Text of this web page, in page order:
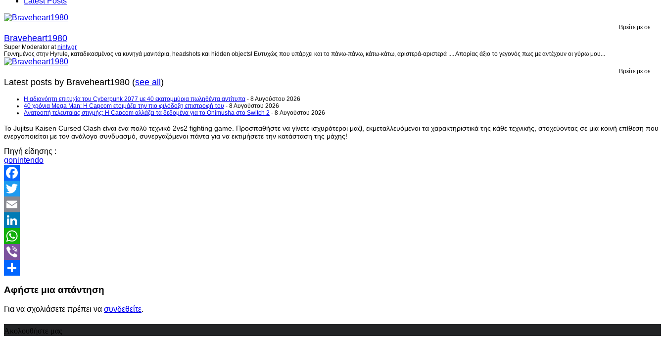
Βρείτε με σε
Braveheart1980
Super Moderator atninty.gr
Γεννημένος στην Hyrule, καταδικασμένος να κυνηγά μανιτάρια, headshots και hidden objects! Ευτυχώς που υπάρχει και το πάνω-πάνω, κάτω-κάτω, αριστερά-αριστερά .... Απορίας άξιο το γεγονός πως με αντέχουν οι γύρω μου...
Βρείτε με σε
Latest posts by Braveheart1980 (see all)
H αδιανόητη επιτυχία του Cyberpunk 2077 με 40 εκατομμύρια πωληθέντα αντίτυπα - 8 Αυγούστου 2026
40 χρόνια Mega Man: Η Capcom ετοιμάζει την πιο φιλόδοξη επιστροφή του - 8 Αυγούστου 2026
Ανατροπή τελευταίας στιγμής: Η Capcom αλλάζει τα δεδομένα για το Onimusha στο Switch 2 - 8 Αυγούστου 2026
Το Jujitsu Kaisen Cursed Clash είναι ένα πολύ τεχνικό 2vs2 fighting game. Προσπαθήστε να γίνετε ισχυρότεροι μαζί, εκμεταλλευόμενοι τα χαρακτηριστικά της κάθε τεχνικής, στοχεύοντας σε μια κοινή επίθεση που
ενεργοποιείται με τον ανάλογο συνδυασμό, συνεργαζόμενοι πάντα για να εκτιμήσετε την κατάσταση της μάχης!
Πηγή είδησης :
gonintendo
Facebook
Twitter
Email
LinkedIn
WhatsApp
Viber
Αφήστε μια απάντηση
Για να σχολιάσετε πρέπει να συνδεθείτε.
Ακολουθήστε μας